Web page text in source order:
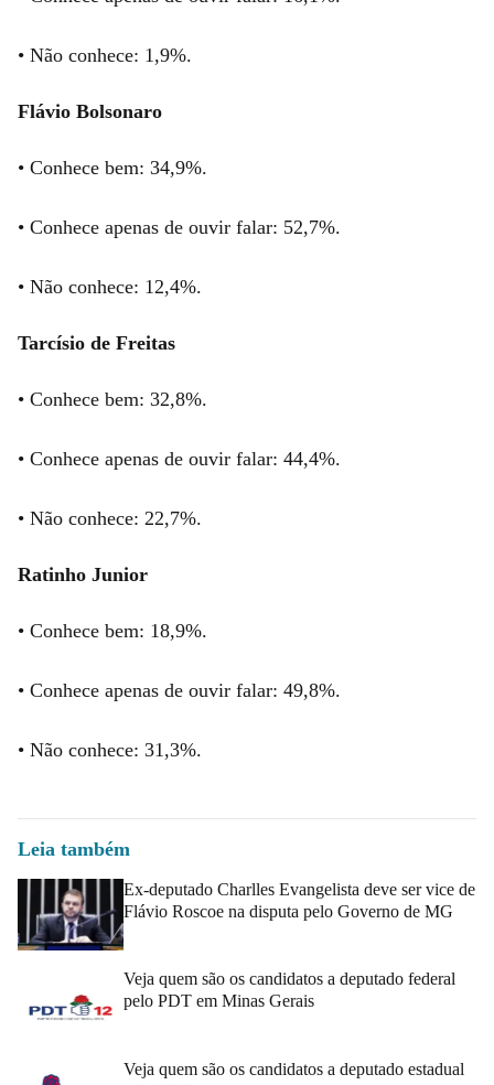
• Não conhece: 1,9%.
Flávio Bolsonaro
• Conhece bem: 34,9%.
• Conhece apenas de ouvir falar: 52,7%.
• Não conhece: 12,4%.
Tarcísio de Freitas
• Conhece bem: 32,8%.
• Conhece apenas de ouvir falar: 44,4%.
• Não conhece: 22,7%.
Ratinho Junior
• Conhece bem: 18,9%.
• Conhece apenas de ouvir falar: 49,8%.
• Não conhece: 31,3%.
Leia também
Ex-deputado Charlles Evangelista deve ser vice de
Flávio Roscoe na disputa pelo Governo de MG
Veja quem são os candidatos a deputado federal
pelo PDT em Minas Gerais
Veja quem são os candidatos a deputado estadual